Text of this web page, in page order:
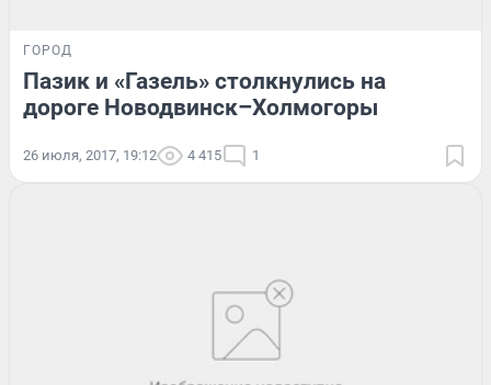
ГОРОД
Пазик и «Газель» столкнулись на
дороге Новодвинск–Холмогоры
26 июля, 2017, 19:12 4 415 1